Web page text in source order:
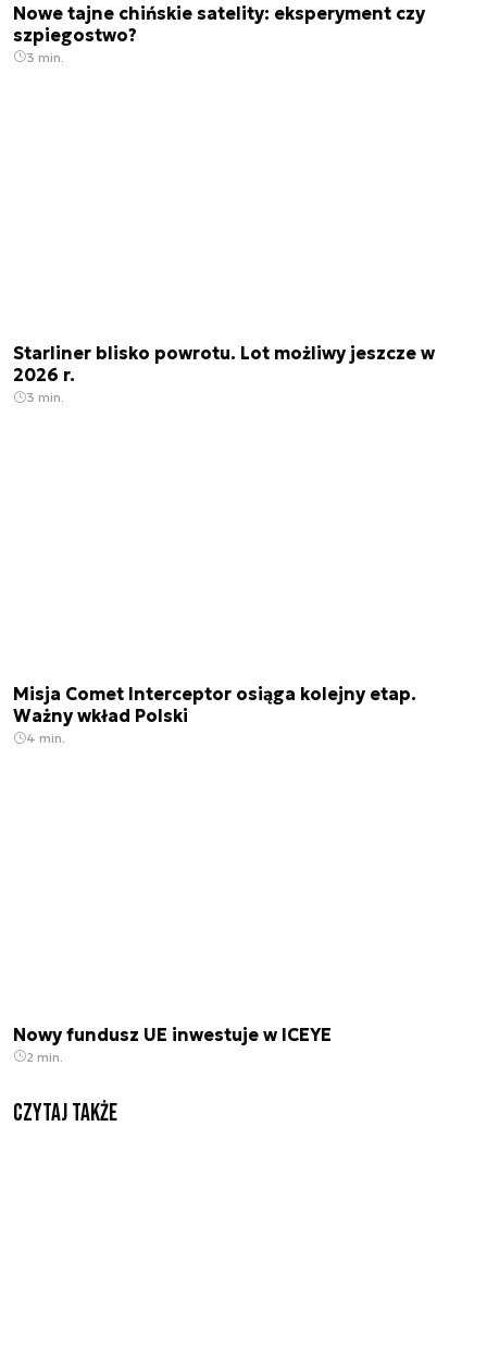
Nowe tajne chińskie satelity: eksperyment czy
szpiegostwo?
3 min.
Starliner blisko powrotu. Lot możliwy jeszcze w
2026 r.
3 min.
Misja Comet Interceptor osiąga kolejny etap.
Ważny wkład Polski
4 min.
Nowy fundusz UE inwestuje w ICEYE
2 min.
Czytaj także